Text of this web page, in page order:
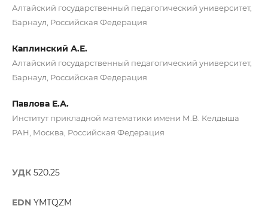
Алтайский государственный педагогический университет,
Барнаул, Российская Федерация
Каплинский А.Е.
Алтайский государственный педагогический университет,
Барнаул, Российская Федерация
Павлова Е.А.
Институт прикладной математики имени М.В. Келдыша
РАН, Москва, Российская Федерация
УДК 520.25
EDN YMTQZM